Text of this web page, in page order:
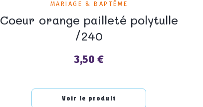
MARIAGE & BAPTÊME
Coeur orange pailleté polytulle
/240
Prix
3,50 €
Voir le produit